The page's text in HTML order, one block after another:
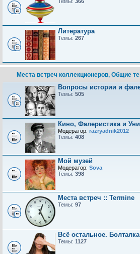
Литература
Темы: 267
Места встреч коллекционеров, Общие
Вопросы истории и
Темы: 505
Кино, Фалеристика и
Модератор: razryadnik2012
Темы: 408
Мой музей
Модератор: Sova
Темы: 398
Места встреч :: Termine
Темы: 97
Всё остальное. Болталка
Темы: 1127